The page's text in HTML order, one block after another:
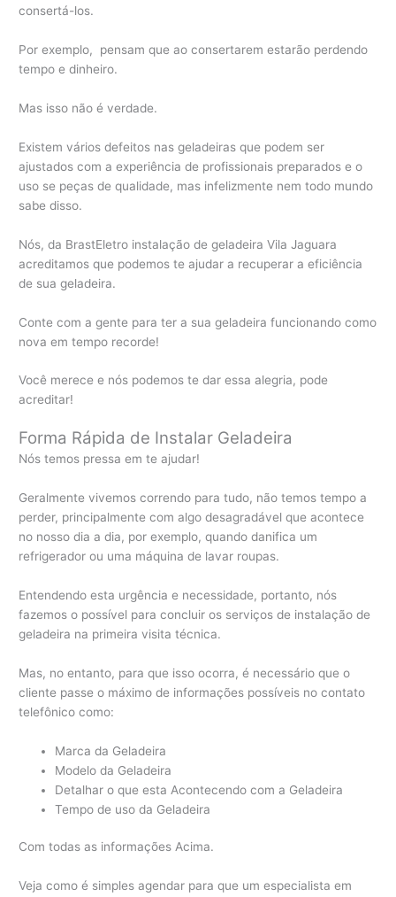
consertá-los.
Por exemplo, pensam que ao consertarem estarão perdendo
tempo e dinheiro.
Mas isso não é verdade.
Existem vários defeitos nas geladeiras que podem ser
ajustados com a experiência de profissionais preparados e o
uso se peças de qualidade, mas infelizmente nem todo mundo
sabe disso.
Nós, da BrastEletro instalação de geladeira Vila Jaguara
acreditamos que podemos te ajudar a recuperar a eficiência
de sua geladeira.
Conte com a gente para ter a sua geladeira funcionando como
nova em tempo recorde!
Você merece e nós podemos te dar essa alegria, pode
acreditar!
Forma Rápida de Instalar Geladeira
Nós temos pressa em te ajudar!
Geralmente vivemos correndo para tudo, não temos tempo a
perder, principalmente com algo desagradável que acontece
no nosso dia a dia, por exemplo, quando danifica um
refrigerador ou uma máquina de lavar roupas.
Entendendo esta urgência e necessidade, portanto, nós
fazemos o possível para concluir os serviços de instalação de
geladeira na primeira visita técnica.
Mas, no entanto, para que isso ocorra, é necessário que o
cliente passe o máximo de informações possíveis no contato
telefônico como:
Marca da Geladeira
Modelo da Geladeira
Detalhar o que esta Acontecendo com a Geladeira
Tempo de uso da Geladeira
Com todas as informações Acima.
Veja como é simples agendar para que um especialista em